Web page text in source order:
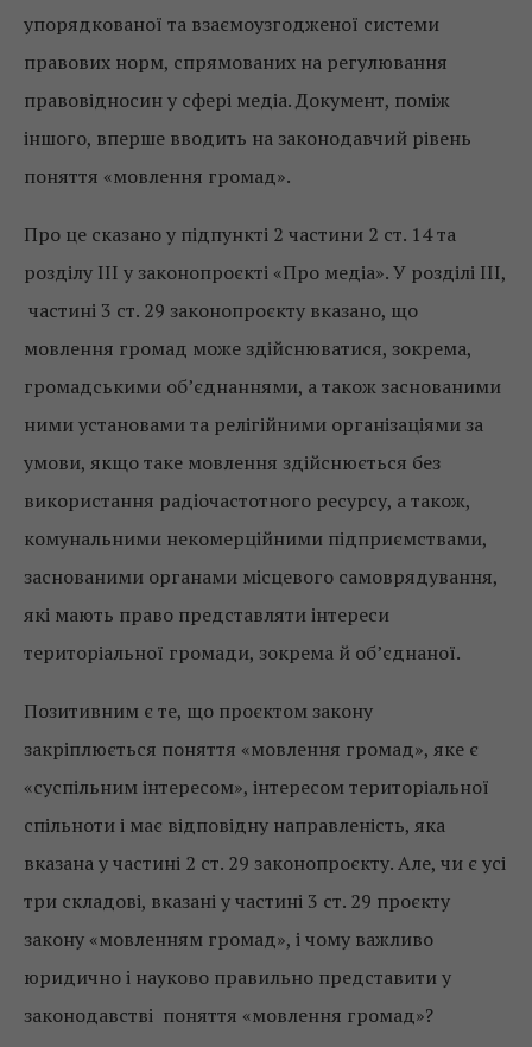
упорядкованої та взаємоузгодженої системи
правових норм, спрямованих на регулювання
правовідносин у сфері медіа. Документ, поміж
іншого, вперше вводить на законодавчий рівень
поняття «мовлення громад».
Про це сказано у підпункті 2 частини 2 ст. 14 та
розділу ІІІ у законопроєкті «Про медіа». У розділі ІІІ,
частині 3 ст. 29 законопроєкту вказано, що
мовлення громад може здійснюватися, зокрема,
громадськими об’єднаннями, а також заснованими
ними установами та релігійними організаціями за
умови, якщо таке мовлення здійснюється без
використання радіочастотного ресурсу, а також,
комунальними некомерційними підприємствами,
заснованими органами місцевого самоврядування,
які мають право представляти інтереси
територіальної громади, зокрема й об’єднаної.
Позитивним є те, що проєктом закону
закріплюється поняття «мовлення громад», яке є
«суспільним інтересом», інтересом територіальної
спільноти і має відповідну направленість, яка
вказана у частині 2 ст. 29 законопроєкту. Але, чи є усі
три складові, вказані у частині 3 ст. 29 проєкту
закону «мовленням громад», і чому важливо
юридично і науково правильно представити у
законодавстві поняття «мовлення громад»?